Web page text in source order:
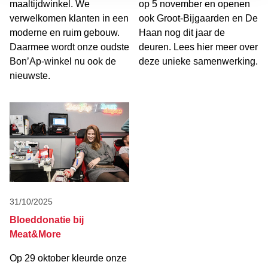
cookies (zoals bijvoorbeeld functionele cookies of
marketing cookies) kan impact hebben op je
gebruikservaring of ons belemmeren die
gebruikservaring verder te verbeteren. Je kan je
toestemming altijd intrekken via het cookie-instellingen
icoon op de website. In onze privacyverklaring en
terugvinden.
maaltijdwinkel. We
verwelkomen klanten in een
moderne en ruim gebouw.
Daarmee wordt onze oudste
Bon’Ap-winkel nu ook de
nieuwste.
op 5 november en openen
ook Groot-Bijgaarden en De
Haan nog dit jaar de
deuren. Lees hier meer over
deze unieke samenwerking.
31/10/2025
Bloeddonatie bij
Meat&More
Op 29 oktober kleurde onze